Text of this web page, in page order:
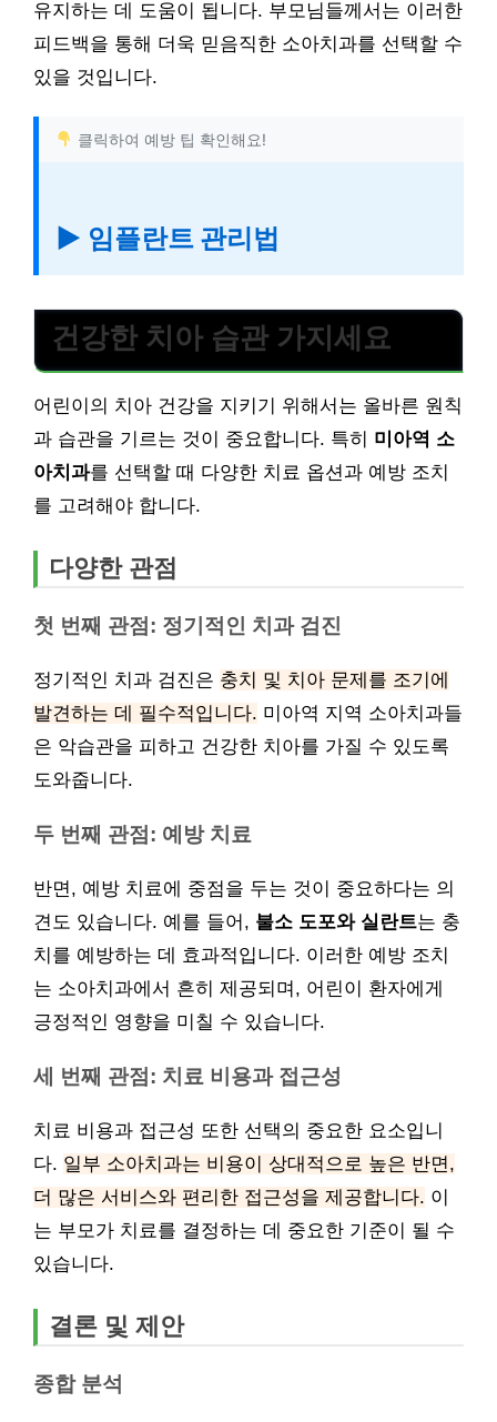
유지하는 데 도움이 됩니다. 부모님들께서는 이러한
피드백을 통해 더욱 믿음직한 소아치과를 선택할 수
있을 것입니다.
클릭하여 예방 팁 확인해요!
▶ 임플란트 관리법
건강한 치아 습관 가지세요
어린이의 치아 건강을 지키기 위해서는 올바른 원칙
과 습관을 기르는 것이 중요합니다. 특히 미아역 소
아치과를 선택할 때 다양한 치료 옵션과 예방 조치
를 고려해야 합니다.
다양한 관점
첫 번째 관점: 정기적인 치과 검진
정기적인 치과 검진은 충치 및 치아 문제를 조기에
발견하는 데 필수적입니다. 미아역 지역 소아치과들
은 악습관을 피하고 건강한 치아를 가질 수 있도록
도와줍니다.
두 번째 관점: 예방 치료
반면, 예방 치료에 중점을 두는 것이 중요하다는 의
견도 있습니다. 예를 들어, 불소 도포와 실란트는 충
치를 예방하는 데 효과적입니다. 이러한 예방 조치
는 소아치과에서 흔히 제공되며, 어린이 환자에게
긍정적인 영향을 미칠 수 있습니다.
세 번째 관점: 치료 비용과 접근성
치료 비용과 접근성 또한 선택의 중요한 요소입니
다. 일부 소아치과는 비용이 상대적으로 높은 반면,
더 많은 서비스와 편리한 접근성을 제공합니다. 이
는 부모가 치료를 결정하는 데 중요한 기준이 될 수
있습니다.
결론 및 제안
종합 분석